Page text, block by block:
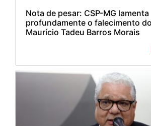
Nota de pesar: CSP-MG lamenta
profundamente o falecimento
Maurício Tadeu Barros Morais